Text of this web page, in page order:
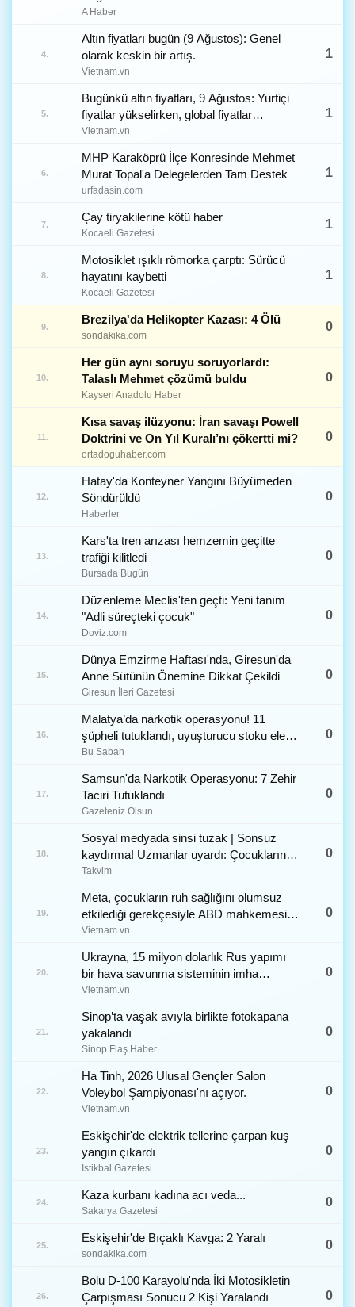
A Haber
4.
Altın fiyatları bugün (9 Ağustos): Genel
olarak keskin bir artış.
Vietnam.vn
1
5.
Bugünkü altın fiyatları, 9 Ağustos: Yurtiçi
fiyatlar yükselirken, global fiyatlar
değişmeden kaldı.
Vietnam.vn
1
6.
MHP Karaköprü İlçe Konresinde Mehmet
Murat Topal'a Delegelerden Tam Destek
urfadasin.com
1
7.
Çay tiryakilerine kötü haber
Kocaeli Gazetesi
1
8.
Motosiklet ışıklı römorka çarptı: Sürücü
hayatını kaybetti
Kocaeli Gazetesi
1
9.
Brezilya'da Helikopter Kazası: 4 Ölü
sondakika.com
0
10.
Her gün aynı soruyu soruyorlardı:
Talaslı Mehmet çözümü buldu
Kayseri Anadolu Haber
0
11.
Kısa savaş ilüzyonu: İran savaşı Powell
Doktrini ve On Yıl Kuralı’nı çökertti mi?
ortadoguhaber.com
0
12.
Hatay'da Konteyner Yangını Büyümeden
Söndürüldü
Haberler
0
13.
Kars'ta tren arızası hemzemin geçitte
trafiği kilitledi
Bursada Bugün
0
14.
Düzenleme Meclis'ten geçti: Yeni tanım
"Adli süreçteki çocuk"
Doviz.com
0
15.
Dünya Emzirme Haftası'nda, Giresun'da
Anne Sütünün Önemine Dikkat Çekildi
Giresun İleri Gazetesi
0
16.
Malatya’da narkotik operasyonu! 11
şüpheli tutuklandı, uyuşturucu stoku ele
geçirildi
Bu Sabah
0
17.
Samsun'da Narkotik Operasyonu: 7 Zehir
Taciri Tutuklandı
Gazeteniz Olsun
0
18.
Sosyal medyada sinsi tuzak | Sonsuz
kaydırma! Uzmanlar uyardı: Çocukların
duyguları sömürülüyor
Takvim
0
19.
Meta, çocukların ruh sağlığını olumsuz
etkilediği gerekçesiyle ABD mahkemesi
tarafından rekor bir ceza olan 942 milyon
Vietnam.vn
0
20.
Ukrayna, 15 milyon dolarlık Rus yapımı
bir hava savunma sisteminin imha
edildiğini gösteren bir video yayınladı.
Vietnam.vn
0
21.
Sinop’ta vaşak avıyla birlikte fotokapana
yakalandı
Sinop Flaş Haber
0
22.
Ha Tinh, 2026 Ulusal Gençler Salon
Voleybol Şampiyonası'nı açıyor.
Vietnam.vn
0
23.
Eskişehir'de elektrik tellerine çarpan kuş
yangın çıkardı
İstikbal Gazetesi
0
24.
Kaza kurbanı kadına acı veda...
Sakarya Gazetesi
0
25.
Eskişehir'de Bıçaklı Kavga: 2 Yaralı
sondakika.com
0
26.
Bolu D-100 Karayolu'nda İki Motosikletin
Çarpışması Sonucu 2 Kişi Yaralandı
0